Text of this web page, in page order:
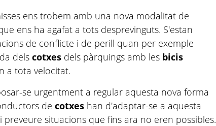
ens trobem amb una nova modalitat de
ens ha agafat a tots desprevinguts. S'estan
de conflicte i de perill quan per exemple
delscotxes dels pàrquings amb les bicis
a tota velocitat.
se urgentment a regular aquesta nova forma
decotxes han d'adaptar-se a aquesta
preveure situacions que fins ara no eren possibles.